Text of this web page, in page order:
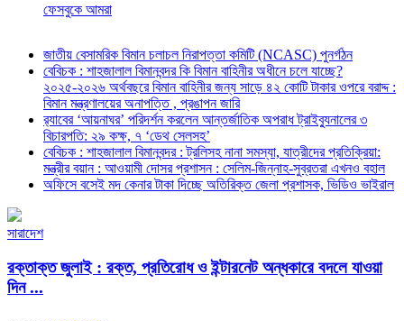
ফেসবুকে আমরা
জাতীয় বেসামরিক বিমান চলাচল নিরাপত্তা কমিটি (NCASC) পুনর্গঠন
বেবিচক : শাহজালাল বিমানবন্দর কি বিমান বাহিনীর অধীনে চলে যাচ্ছে?
২০২৫-২০২৬ অর্থবছরে বিমান বাহিনীর জন্য সাড়ে ৪২ কোটি টাকার ওপরে বরাদ্দ :
বিমান মন্ত্রণালয়ের অনাপত্তি , প্রঙাপন জারি
র‍্যাবের ‘আয়নাঘর’ পরিদর্শন করলেন আন্তর্জাতিক অপরাধ ট্রাইব্যুনালের ৩
বিচারপতি: ২৯ কক্ষ, ৭ ‘ডেথ সেলসহ’
বেবিচক : শাহজালাল বিমানবন্দর : ট্রলিসহ নানা সমস্যা, যাত্রীদের প্রতিক্রিয়া:
মন্ত্রীর বয়ান : আওয়ামী দোসর প্রশাসন : সেলিম-জিন্নাহ-সুব্রতরা এখনও বহাল
অফিসে বসেই মদ কেনার টাকা দিচ্ছে অতিরিক্ত জেলা প্রশাসক, ভিডিও ভাইরাল
সারাদেশ
রক্তাক্ত জুলাই : রক্ত, প্রতিরোধ ও ইন্টারনেট অন্ধকারে বদলে যাওয়া
দিন ...